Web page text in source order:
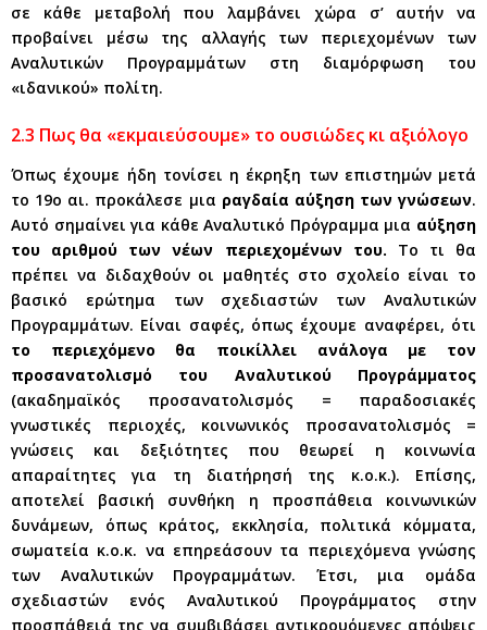
σε κάθε μεταβολή που λαμβάνει χώρα σ’ αυτήν να
προβαίνει μέσω της αλλαγής των περιεχομένων των
Αναλυτικών Προγραμμάτων στη διαμόρφωση του
«ιδανικού» πολίτη.
2.3 Πως θα «εκμαιεύσουμε» το ουσιώδες κι αξιόλογο
Όπως έχουμε ήδη τονίσει η έκρηξη των επιστημών μετά
το 19ο αι. προκάλεσε μια ραγδαία αύξηση των γνώσεων.
Αυτό σημαίνει για κάθε Αναλυτικό Πρόγραμμα μια αύξηση
του αριθμού των νέων περιεχομένων του. Το τι θα
πρέπει να διδαχθούν οι μαθητές στο σχολείο είναι το
βασικό ερώτημα των σχεδιαστών των Αναλυτικών
Προγραμμάτων. Είναι σαφές, όπως έχουμε αναφέρει, ότι
το περιεχόμενο θα ποικίλλει ανάλογα με τον
προσανατολισμό του Αναλυτικού Προγράμματος
(ακαδημαϊκός προσανατολισμός = παραδοσιακές
γνωστικές περιοχές, κοινωνικός προσανατολισμός =
γνώσεις και δεξιότητες που θεωρεί η κοινωνία
απαραίτητες για τη διατήρησή της κ.ο.κ.). Επίσης,
αποτελεί βασική συνθήκη η προσπάθεια κοινωνικών
δυνάμεων, όπως κράτος, εκκλησία, πολιτικά κόμματα,
σωματεία κ.ο.κ. να επηρεάσουν τα περιεχόμενα γνώσης
των Αναλυτικών Προγραμμάτων. Έτσι, μια ομάδα
σχεδιαστών ενός Αναλυτικού Προγράμματος στην
προσπάθειά της να συμβιβάσει αντικρουόμενες απόψεις